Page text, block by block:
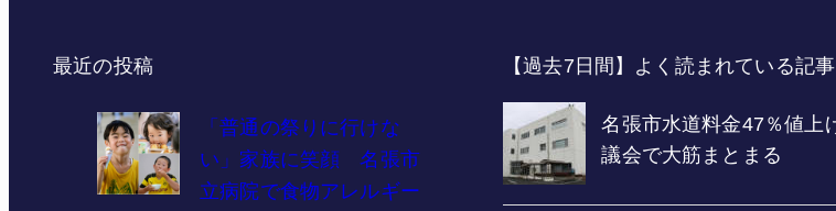
最近の投稿
「普通の祭りに行けな
い」家族に笑顔 名張市
立病院で食物アレルギー
【過去7日間】よく読まれている記事